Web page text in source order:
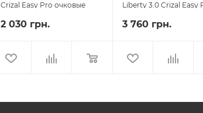
Crizal Easy Pro очковые
2 030 грн.
Liberty 3.0 Crizal Easy
линзы
3 760 грн.